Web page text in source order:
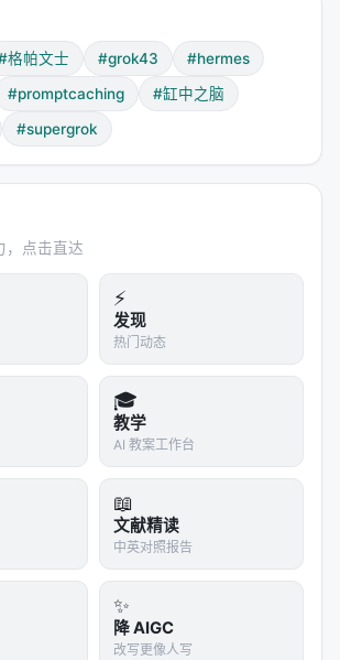
，其他节点可以继续工作，直到总
发出调整指令。
入本地 Agent 框架，你得到的是一个
擎。
工具化了"这句话，道出了一个残酷
型在训练时接触了海量文本——书
、对话。它发展出了某种程度的世界
的常识推理、某种程度的"理解"。但当
它时，你切断了一切。
幕。它听不见你的声音。它摸不到你
官"被压缩成一串文本 prompt，它
一段文本 response。它不是在跟
一个真空环境里处理符号，然后把符
"的现代版本。普特南的思想实验说的
养液里，被计算机输入虚假感官信
场景是反过来的：一个拥有（某种程
大脑，被剥夺了一切感官，只能处理
格帕文士 #grok43
#hermes
#promptcaching
#缸中之脑
#supergrok
，点击直达
⚡
发现
热门动态
🎓
教学
AI 教案工作台
📖
文献精读
中英对照报告
✨
降 AIGC
改写更像人写